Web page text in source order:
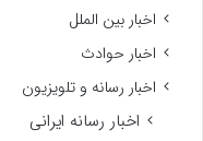
اخبار بین الملل
اخبار حوادث
اخبار رسانه و تلویزیون
اخبار رسانه ایرانی